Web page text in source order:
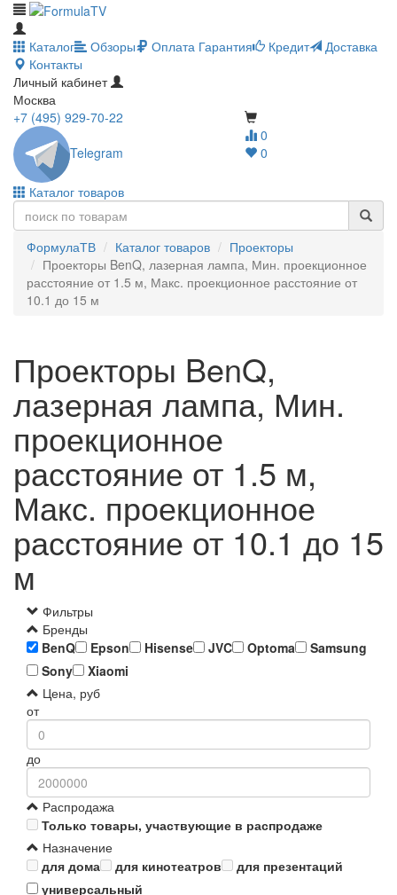
Каталог Обзоры Оплата Гарантия Кредит
Доставка
Контакты
Личный кабинет
Москва
0
0
+7 (495) 929-70-22
Telegram
Каталог товаров
ФормулаТВ Каталог товаров
Проекторы
Проекторы BenQ, лазерная лампа, Мин. проекционное
расстояние от 1.5 м, Макс. проекционное расстояние от
10.1 до 15 м
Проекторы BenQ,
лазерная лампа, Мин.
проекционное
расстояние от 1.5 м,
Макс. проекционное
расстояние от 10.1 до 15
м
Фильтры
Бренды
BenQ
Epson Hisense JVC Optoma
Samsung
Sony
Xiaomi
Цена, руб
от
до
Распродажа
Только товары, участвующие в распродаже
Назначение
для дома
для кинотеатров
для презентаций
универсальный